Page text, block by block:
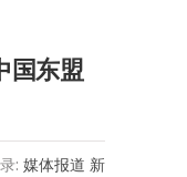
国东盟
: 媒体报道 新